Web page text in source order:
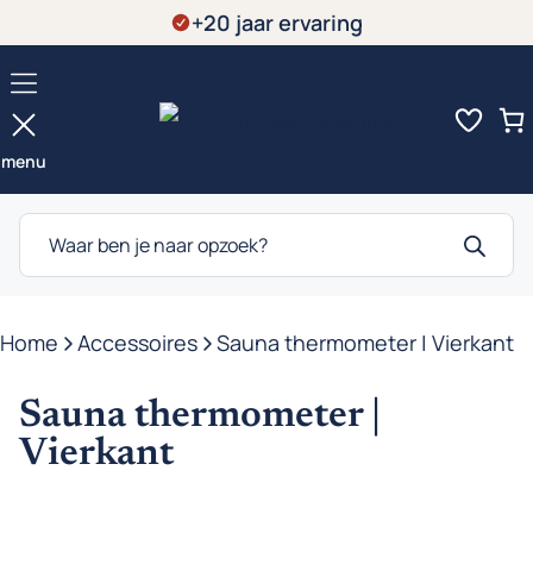
naar
de
inhoud
+20 jaar ervaring
menu
Producten
zoeken
Home -Accessoires -Sauna thermometer | Vierkant
Sauna thermometer |
Vierkant